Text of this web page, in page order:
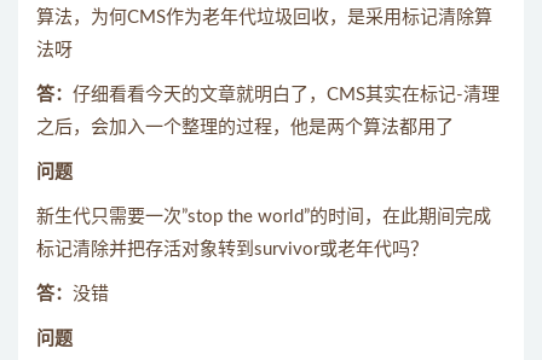
算法，为何CMS作为老年代垃圾回收，是采用标记清除算
法呀
答： 仔细看看今天的文章就明白了，CMS其实在标记-清理
之后，会加入一个整理的过程，他是两个算法都用了
问题
新生代只需要一次”stop the world”的时间，在此期间完成
标记清除并把存活对象转到survivor或老年代吗？
答： 没错
问题